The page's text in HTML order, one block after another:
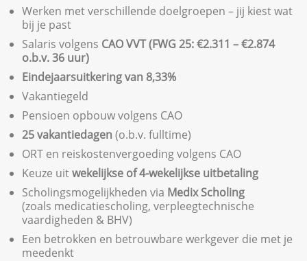
Werken met verschillende doelgroepen – jij kiest wat
bij je past
Salaris volgens CAO VVT (FWG 25: €2.311 – €2.874
o.b.v. 36 uur)
Eindejaarsuitkering van 8,33%
Vakantiegeld
Pensioen opbouw volgens CAO
25 vakantiedagen(o.b.v. fulltime)
ORT en reiskostenvergoeding volgens CAO
Keuze uitwekelijkse of 4-wekelijkse uitbetaling
Scholingsmogelijkheden via Medix Scholing
(zoals medicatiescholing, verpleegtechnische
vaardigheden & BHV)
Een betrokken en betrouwbare werkgever die met je
meedenkt